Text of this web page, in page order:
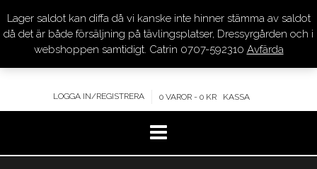
DRESSYR.COM
KVALITET – KOMPETENS – SERVICE
LOGGA IN/REGISTRERA 0 VAROR - 0 KR KASSA
Lager saldot kan diffa då vi kanske inte hinner stämma av saldot
då det är både försäljning på tävlingsplatser, Dressyrgården och i
webshoppen samtidigt. Catrin 0707-592310 Avfärda